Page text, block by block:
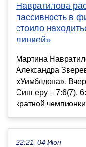
Навратилова
пассивность в
стоило
линией»
Мартина
Александра
«Уимблдона».
Синнеру – 7:6(7),
кратной
22:21, 04 Июн